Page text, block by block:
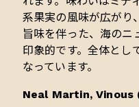
系果実の風味が広がり
旨味を伴った、海のニ
印象的です。全体とし
なっています。
Neal Martin, Vinous